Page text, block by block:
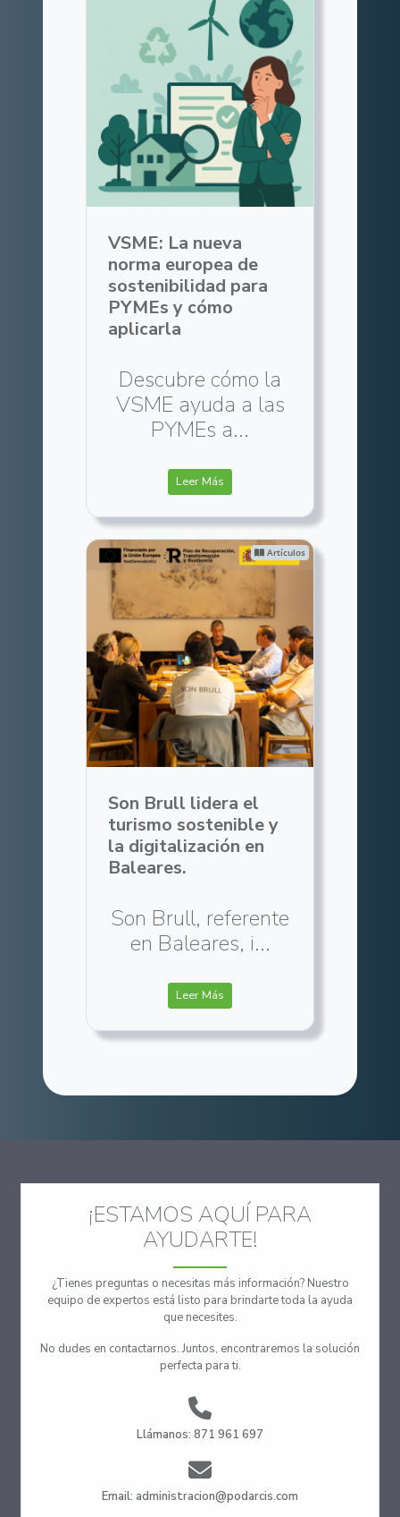
VSME: La nueva
norma europea de
sostenibilidad para
PYMEs y cómo
aplicarla
Descubre cómo la
VSME ayuda a las
PYMEs a...
Leer Más
Artículos
Son Brull lidera el
turismo sostenible y
la digitalización en
Baleares.
Son Brull, referente
en Baleares, i...
Leer Más
¡ESTAMOS AQUÍ PARA
AYUDARTE!
¿Tienes preguntas o necesitas más información? Nuestro
equipo de expertos está listo para brindarte toda la ayuda
que necesites.
No dudes en contactarnos. Juntos, encontraremos la solución
perfecta para ti.
Llámanos: 871 961 697
Email: administracion@podarcis.com